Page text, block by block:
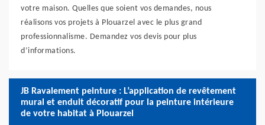
votre maison. Quelles que soient vos demandes, nous
réalisons vos projets à Plouarzel avec le plus grand
professionnalisme. Demandez vos devis pour plus
d’informations.
JB Ravalement peinture : L’application de revêtement
mural et enduit décoratif pour la peinture intérieure
de votre habitat à Plouarzel